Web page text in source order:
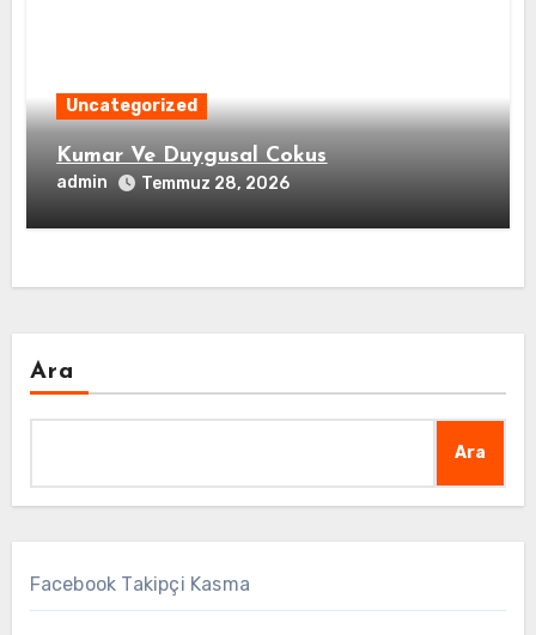
Uncategorized
Kumar Ve Duygusal Cokus
admin Temmuz 28, 2026
Ara
Ara
Facebook Takipçi Kasma